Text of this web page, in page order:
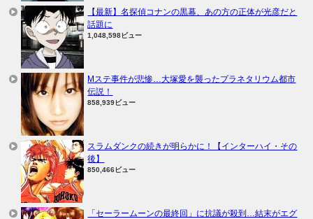
【最新】名探偵コナンの黒幕、あの方の正体が光彦だと
話題に
1,048,598ビュー
Mステ事件が悲惨…大塚愛を襲ったプラネタリウム都市
伝説！
858,939ビュー
スラムダンクの続きが明らかに！【インターハイ・その
後】
850,466ビュー
「セーラームーンの最終回」に抗議が殺到…結末がエグ